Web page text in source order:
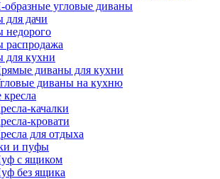
образные угловые диваны
для дачи
недорого
распродажа
для кухни
диваны для кухни
диваны на кухню
качалки
кровати
для отдыха
и пуфы
с ящиком
без ящика